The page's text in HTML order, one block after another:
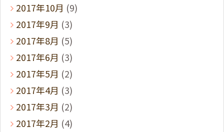
2017年10月 (9)
2017年9月 (3)
2017年8月 (5)
2017年6月 (3)
2017年5月 (2)
2017年4月 (3)
2017年3月 (2)
2017年2月 (4)